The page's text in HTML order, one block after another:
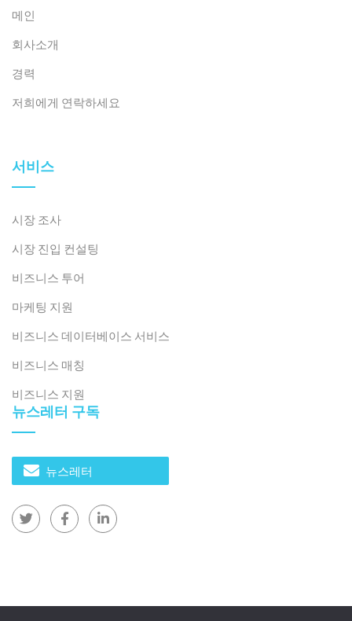
모니터링용 웨어러블 기기(C/D등급)는 보건부 인증과 더
법령 53호) 및 개인정보보호령(2023년 법령 13호)을 포함
한 데이터 보안법은 로컬 데이터 저장을 요구하고 이를 준
적입니다.
경우, 성공적인 진입과 지속 가능한 성장을 위해서는 유통
채널에 대한 엄격한 평가와 명확하게 정의된 제품 전략이
매우 중요합니다.
– 제품 전략.프리미엄 성능과 대중 시장용 저가형 중 하나
를 명확하게 선택하고 기능과 가격을 그에 맞게 조정하세
혈중 산소, 심전도(허용되는 경우), 다중 대역 GPS, 읽기 쉬
운 AMOLED, 일주일 지속 배터리, 견고한 방수 기능 등이
있습니다. 베트남어 UI, 인기 현지 앱(예: Zalo, MoMo) 알
림 매핑, 오토바이 친화적인 조작 방식, 내열/내습 내구성
을 통해 베트남 현지화에 집중하세요.
– 유통 방식.
및 통신사(The Gioi Di Dong, FPT Shop, Viettel)와 함께
매장 공간을 확보하고, Shopee/Lazada/TikTok Shop을
스 팝업 등 체험형 접점을 추가하세요. 통신사 요금제 및
기업 웰니스 프로그램(고용주, 헬스장, 보험사)과 연계하
메인
회사소개
경력
저희에게 연락하세요
서비스
시장 조사
시장 진입 컨설팅
비즈니스 투어
마케팅 지원
비즈니스 데이터베이스 서비스
비즈니스 매칭
비즈니스 지원
뉴스레터 구독
뉴스레터